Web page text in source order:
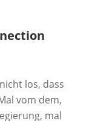
los, dass
vom dem,
mal